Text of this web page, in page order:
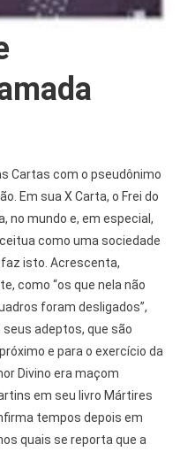
Cartas com o pseudônimo
Em sua X Carta, o Frei do
no mundo e, em especial,
como uma sociedade
isto. Acrescenta,
como “os que nela não
foram desligados”,
adeptos, que são
e para o exercício da
Divino era maçom
em seu livro Mártires
tempos depois em
quais se reporta que a